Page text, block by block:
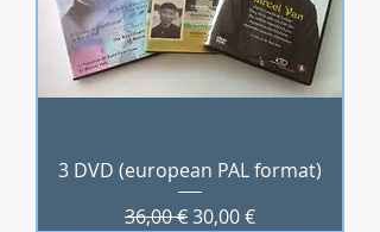
3 DVD (european PAL format)
Prix original
36,00 €Prix promotionnel
30,00 €